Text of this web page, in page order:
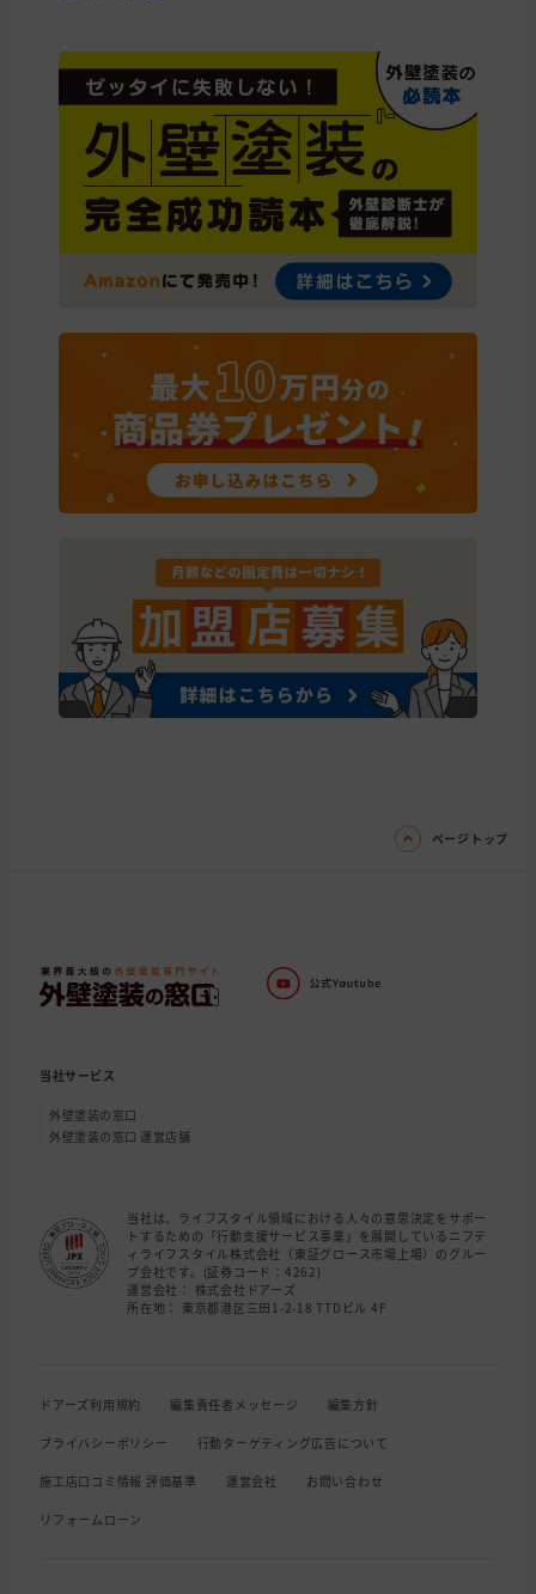
埼玉県
坂戸市
外壁の塗装
東京都
杉並区
外壁の塗装, 雨漏り・防水
東京都
羽村市
外壁と屋根の塗装
埼玉県
所沢市
屋根の塗装, わからないので相談し
東京都
青梅市
外壁の塗装
外壁と屋根の塗装
東京都
八王子市
武蔵野市
外壁の塗装
東京都
武蔵野市
屋根の塗装
八王子市
外壁と屋根の塗装, わからないので
福生市
外壁と屋根の塗装
埼玉県
入間市
外壁と屋根の塗装
東京都
西東京市
屋根の塗装, 外壁と屋根の塗装
東京都
西多摩郡
外壁と屋根の塗装
東京都
青梅市 外壁と屋根の塗装
ページトップ
当社サービス
外壁塗装の窓口
外壁塗装の窓口 運営店舗
当社は、ライフスタイル領域における人々の意思決定をサポー
トするための「行動支援サービス事業」を展開しているニフテ
ィライフスタイル株式会社（東証グロース市場上場）のグルー
プ会社です。(証券コード：4262)
運営会社： 株式会社ドアーズ
所在地： 東京都港区三田1-2-18 TTDビル 4F
ドアーズ利用規約 編集責任者メッセージ 編集方針
プライバシーポリシー 行動ターゲティング広告について
施工店口コミ情報 評価基準 運営会社 お問い合わせ
リフォームローン